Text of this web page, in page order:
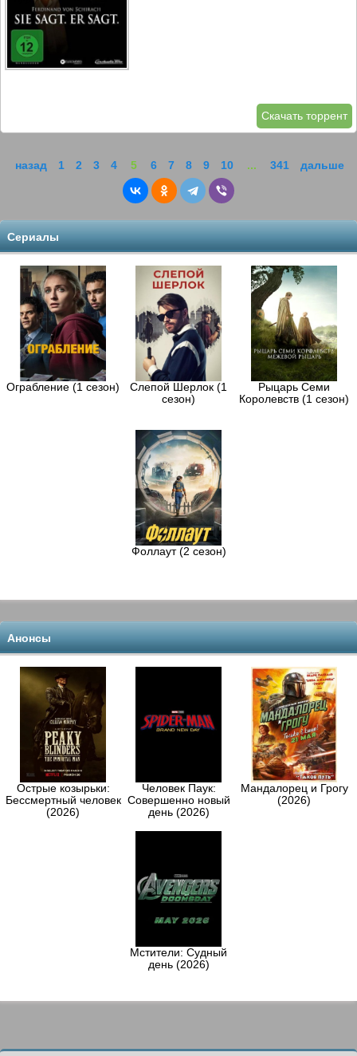
Скачать торрент
назад 1 2 3 4 5 6 7 8 9 10 ... 341 дальше
Сериалы
Ограбление (1 сезон)
Слепой Шерлок (1
сезон)
Рыцарь Семи
Королевств (1 сезон)
Фоллаут (2 сезон)
Анонсы
Острые козырьки:
Бессмертный человек
(2026)
Человек Паук:
Совершенно новый
день (2026)
Мандалорец и Грогу
(2026)
Мстители: Судный
день (2026)